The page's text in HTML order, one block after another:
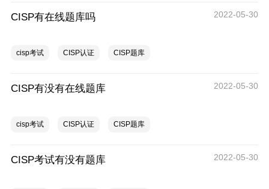
CISP有在线题库吗 2022-05-30
cisp考试 CISP认证 CISP题库
CISP有没有在线题库 2022-05-30
cisp考试 CISP认证 CISP题库
CISP考试有没有题库 2022-05-30